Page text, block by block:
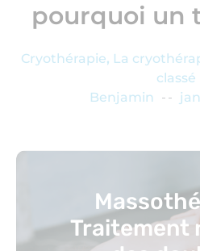
pourquoi un
Cryothérapie, La
classé
Benjamin
Traitement